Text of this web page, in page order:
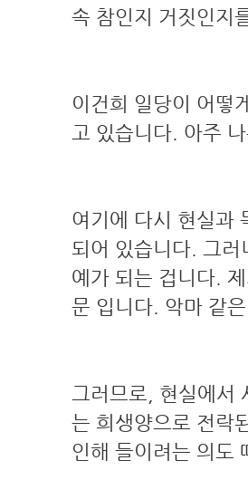
속 참인지 거짓인지
이건희 일당이 어떻
고 있습니다. 아주
여기에 다시 현실과
되어 있습니다. 그
예가 되는 겁니다.
문 입니다. 악마 같
그러므로, 현실에서
는 희생양으로 전락
인해 들이려는 의도